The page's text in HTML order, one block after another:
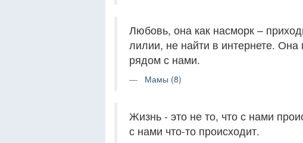
Любовь, она как насморк –
лилии, не найти в интернете. Она
рядом с нами.
Мамы (8)
Жизнь - это не то, что с нами
с нами что-то происходит.